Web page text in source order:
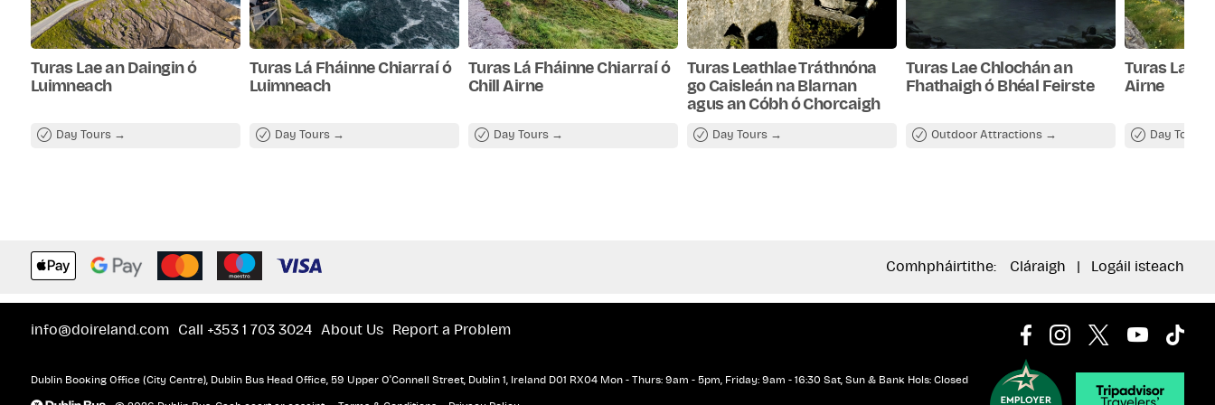
Turas Lae an Daingin ó
Luimneach
Day Tours
Turas Lá Fháinne Chiarraí ó
Luimneach
Day Tours
Turas Lá Fháinne Chiarraí ó
Chill Airne
Day Tours
Turas Leathlae Tráthnóna
go Caisleán na Blarnan
agus an Cóbh ó Chorcaigh
Day Tours
Turas Lae Chlochán an
Fhathaigh ó Bhéal Feirste
Outdoor Attractions
Turas Lae
Airne
Day Tours
Comhpháirtithe: Cláraigh Logáil isteach
info@doireland.com Call +353 1 703 3024 About Us Report a Problem
Dublin Booking Office (City Centre), Dublin Bus Head Office, 59 Upper O'Connell Street, Dublin 1, Ireland D01 RX04Mon - Thurs: 9am - 5pm, Friday: 9am - 16:30 Sat, Sun & Bank Hols: Closed